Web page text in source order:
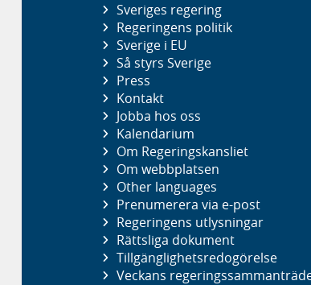
Sveriges regering
Regeringens politik
Sverige i EU
Så styrs Sverige
Press
Kontakt
Jobba hos oss
Kalendarium
Om Regeringskansliet
Om webbplatsen
Other languages
Prenumerera via e-post
Regeringens utlysningar
Rättsliga dokument
Tillgänglighetsredogörelse
Veckans